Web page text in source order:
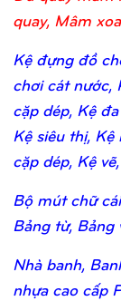
quay, Mâm
Kệ đựng đồ
chơi cát nước,
cặp dép, Kệ
Kệ siêu thị,
cặp dép, Kệ
Bộ mút chữ
Bảng từ, Bảng
Nhà banh,
nhựa cao cấp